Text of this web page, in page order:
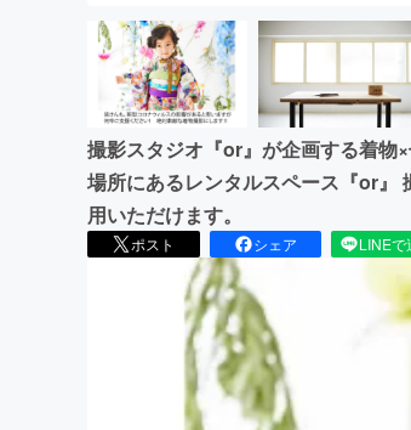
撮影スタジオ『or』が企画する着物
場所にあるレンタルスペース『or』
用いただけます。
ポスト シェア LINEで